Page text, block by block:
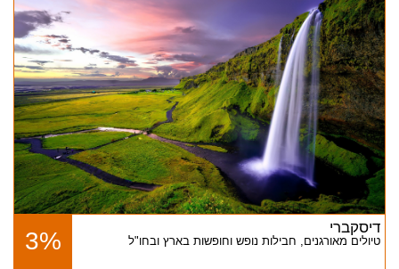
דיסקברי
טיולים מאורגנים, חבילות נופש וחופשות בארץ ובחו"ל 3%